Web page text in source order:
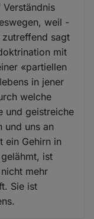
weil -
zutreffend sagt
mit
«partiellen
in jener
welche
und geistreiche
und uns an
ein Gehirn in
ist
mehr
Sie ist